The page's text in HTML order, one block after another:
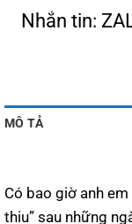
Nhắn tin:
MÔ TẢ
Có bao giờ anh em
thiu” sau những